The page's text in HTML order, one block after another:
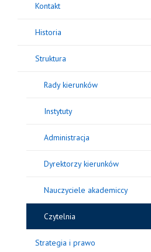
Kontakt
Historia
Struktura
Rady kierunków
Instytuty
Administracja
Dyrektorzy kierunków
Nauczyciele akademiccy
Czytelnia
Strategia i prawo